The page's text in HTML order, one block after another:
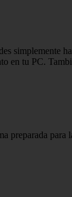
simplemente
en tu PC.
preparada